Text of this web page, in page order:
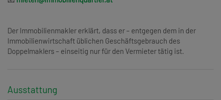
Der Immobilienmakler erklärt, dass er – entgegen dem in der
Immobilienwirtschaft üblichen Geschäftsgebrauch des
Doppelmaklers – einseitig nur für den Vermieter tätig ist.
Ausstattung